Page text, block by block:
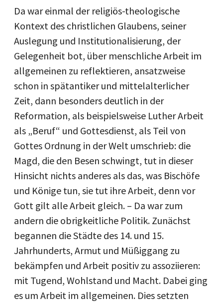
Da war einmal der religiös-theologische
Kontext des christlichen Glaubens, seiner
Auslegung und Institutionalisierung, der
Gelegenheit bot, über menschliche Arbeit im
allgemeinen zu reflektieren, ansatzweise
schon in spätantiker und mittelalterlicher
Zeit, dann besonders deutlich in der
Reformation, als beispielsweise Luther Arbeit
als „Beruf“ und Gottesdienst, als Teil von
Gottes Ordnung in der Welt umschrieb: die
Magd, die den Besen schwingt, tut in dieser
Hinsicht nichts anderes als das, was Bischöfe
und Könige tun, sie tut ihre Arbeit, denn vor
Gott gilt alle Arbeit gleich. – Da war zum
andern die obrigkeitliche Politik. Zunächst
begannen die Städte des 14. und 15.
Jahrhunderts, Armut und Müßiggang zu
bekämpfen und Arbeit positiv zu assoziieren:
mit Tugend, Wohlstand und Macht. Dabei ging
es um Arbeit im allgemeinen. Dies setzten